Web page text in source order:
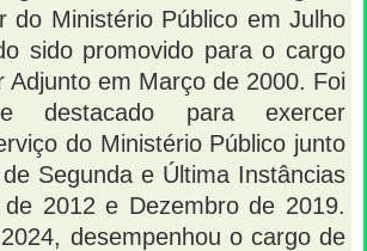
do Ministério Público em Julho
sido promovido para o cargo
Adjunto em Março de 2000. Foi
destacado para exercer
do Ministério Público junto
Segunda e Última Instâncias
2012 e Dezembro de 2019.
desempenhou o cargo de